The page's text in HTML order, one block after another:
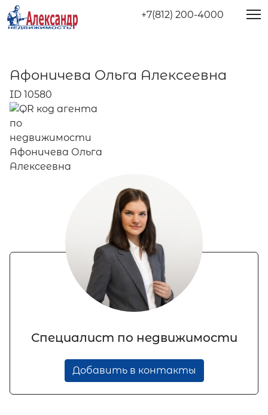
+7(812) 200-4000
Афоничева Ольга Алексеевна
ID 10580
Специалист по недвижимости
Добавить в контакты